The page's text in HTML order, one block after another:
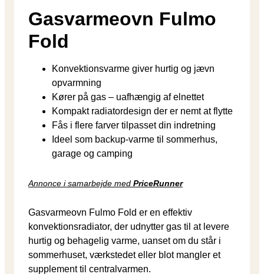
Gasvarmeovn Fulmo
Fold
Konvektionsvarme giver hurtig og jævn
opvarmning
Kører på gas – uafhængig af elnettet
Kompakt radiatordesign der er nemt at flytte
Fås i flere farver tilpasset din indretning
Ideel som backup-varme til sommerhus,
garage og camping
Annonce i samarbejde med PriceRunner
Gasvarmeovn Fulmo Fold er en effektiv
konvektionsradiator, der udnytter gas til at levere
hurtig og behagelig varme, uanset om du står i
sommerhuset, værkstedet eller blot mangler et
supplement til centralvarmen.